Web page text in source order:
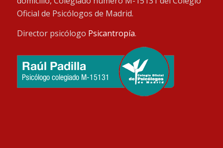
Oficial de Psicólogos de Madrid.
Director psicólogo Psicantropía.